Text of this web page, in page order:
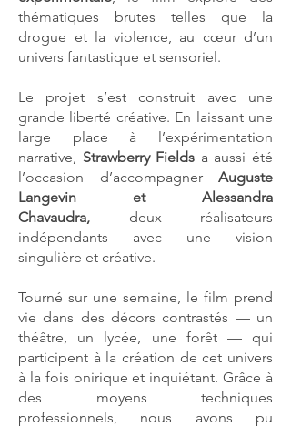
thématiques brutes telles que la
drogue et la violence, au cœur d’un
univers fantastique et sensoriel.
Le projet s’est construit avec une
grande liberté créative. En laissant une
large place à l’expérimentation
narrative, Strawberry Fields a aussi été
l’occasion d’accompagner Auguste
Langevin et Alessandra
Chavaudra, deux réalisateurs
indépendants avec une vision
singulière et créative.
Tourné sur une semaine, le film prend
vie dans des décors contrastés — un
théâtre, un lycée, une forêt — qui
participent à la création de cet univers
à la fois onirique et inquiétant. Grâce à
des moyens techniques
professionnels, nous avons pu